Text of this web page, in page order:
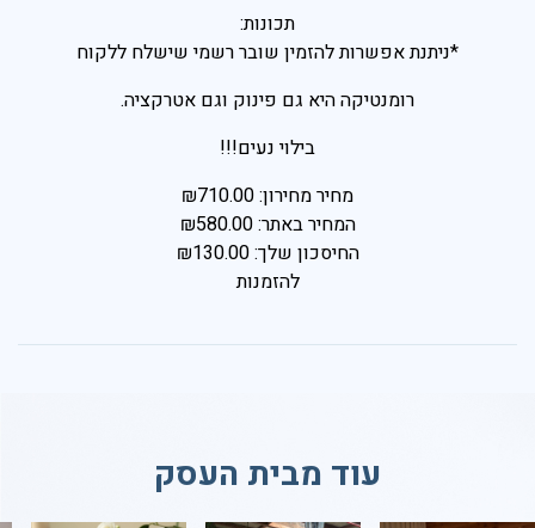
תכונות:
*ניתנת אפשרות להזמין שובר רשמי שישלח ללקוח
רומנטיקה היא גם פינוק וגם אטרקציה.
בילוי נעים!!!
מחיר מחירון: ₪710.00
המחיר באתר: ₪580.00
החיסכון שלך: ₪130.00
להזמנות
עוד מבית העסק